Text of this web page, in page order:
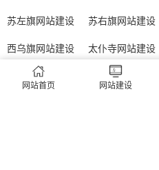
苏左旗网站建设
苏右旗网站建设
西乌旗网站建设
太仆寺网站建设
正镶白旗网站建设
正蓝旗网站建设
网站首页 网站建设